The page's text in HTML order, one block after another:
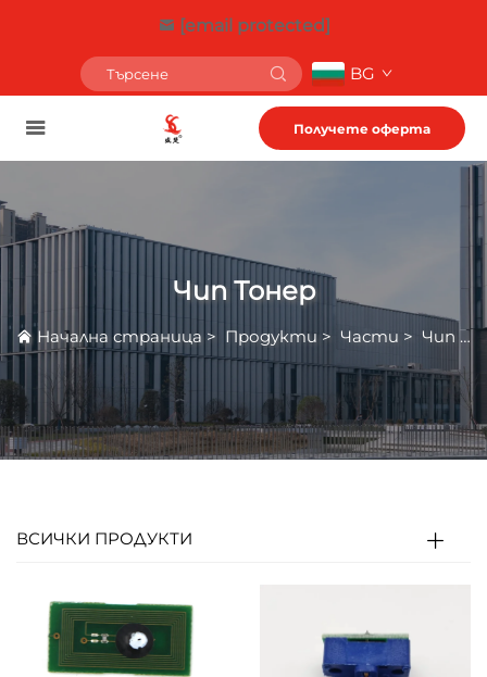
[email protected]
BG
Получете оферта
Чип Тонер
Начална страница > Продукти > Части > Чип Тонер
ВСИЧКИ ПРОДУКТИ